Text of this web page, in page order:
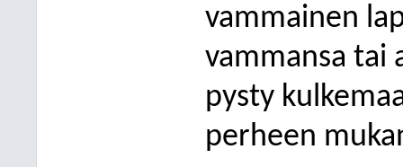
vammainen
vammansa tai
pysty
perheen